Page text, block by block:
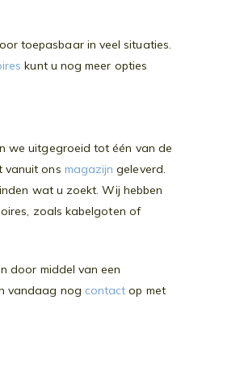
toepasbaar in veel situaties.
kunt u nog meer opties
we uitgegroeid tot één van de
vanuit ons magazijn geleverd.
wat u zoekt. Wij hebben
zoals kabelgoten of
door middel van een
vandaag nog contact op met